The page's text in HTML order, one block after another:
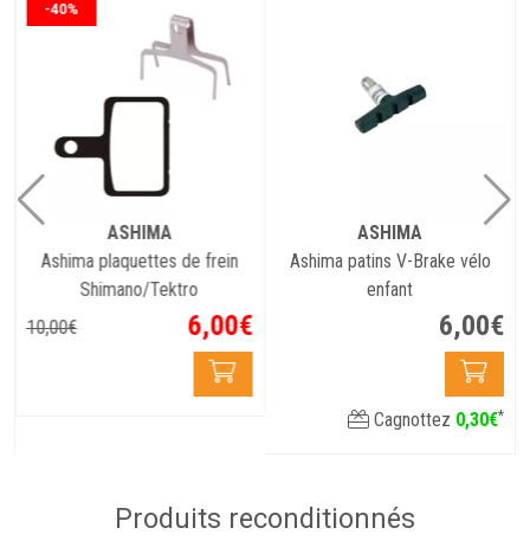
-40%
ASHIMA
Ashima plaquettes de frein
Shimano/Tektro
10,00€ 6,00€
ASHIMA
Ashima patins V-Brake vélo
enfant
6,00€
Cagnottez 0,30€*
Produits reconditionnés